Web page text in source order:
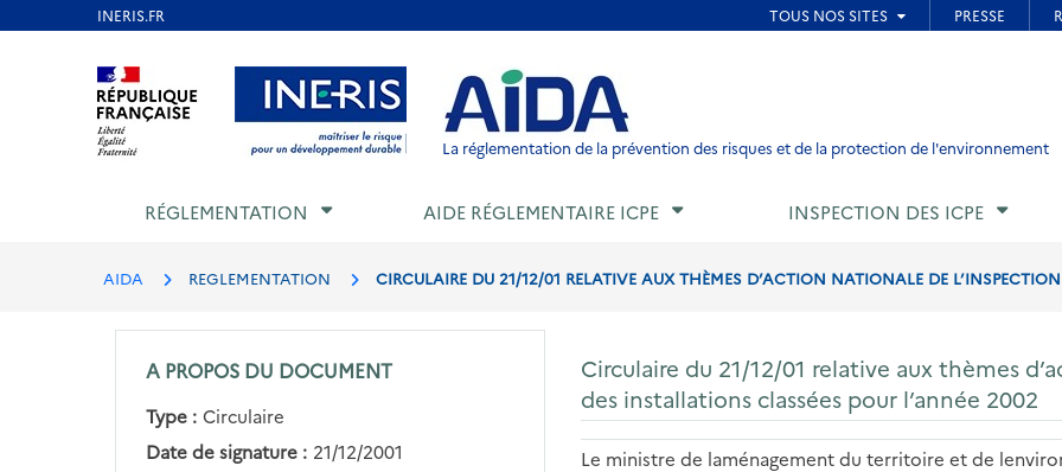
Aller au contenu Aller au menu Aller au pied de page
La réglementation de la prévention des risques et de la protection de l'environnement
RÉGLEMENTATION AIDE RÉGLEMENTAIRE ICPE INSPECTION DES ICPE
AIDA REGLEMENTATION CIRCULAIRE DU 21/12/01 RELATIVE AUX THÈMES D’ACTION NATIONALE DE
A PROPOS DU DOCUMENT
Type : Circulaire
Date de signature : 21/12/2001
Circulaire du 21/12/01 relative aux thèmes
des installations classées pour l’année 2002
Le ministre de laménagement du territoire et de